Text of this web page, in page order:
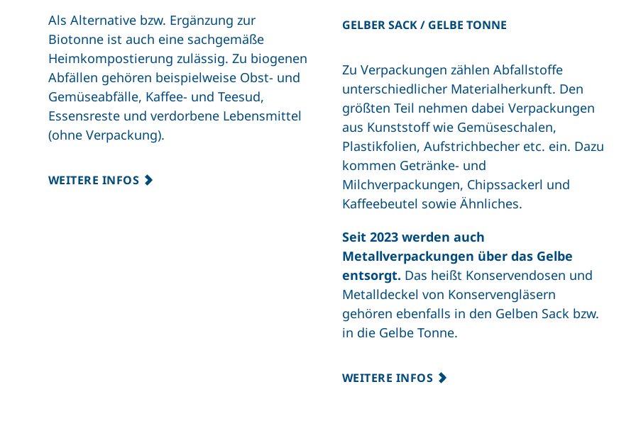
Als Alternative bzw. Ergänzung zur
Biotonne ist auch eine sachgemäße
Heimkompostierung zulässig. Zu biogenen
Abfällen gehören beispielweise Obst- und
Gemüseabfälle, Kaffee- und Teesud,
Essensreste und verdorbene Lebensmittel
(ohne Verpackung).
WEITERE INFOS
GELBER SACK / GELBE TONNE
Zu Verpackungen zählen Abfallstoffe
unterschiedlicher Materialherkunft. Den
größten Teil nehmen dabei Verpackungen
aus Kunststoff wie Gemüseschalen,
Plastikfolien, Aufstrichbecher etc. ein. Dazu
kommen Getränke- und
Milchverpackungen, Chipssackerl und
Kaffeebeutel sowie Ähnliches.
Seit 2023 werden auch
Metallverpackungen über das Gelbe
entsorgt. Das heißt Konservendosen und
Metalldeckel von Konservengläsern
gehören ebenfalls in den Gelben Sack bzw.
in die Gelbe Tonne.
WEITERE INFOS